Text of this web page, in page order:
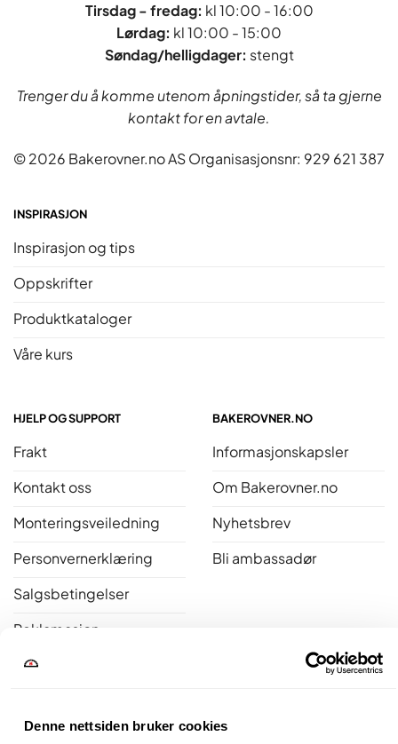
Denne nettsiden bruker cookies
Tirsdag - fredag: kl 10:00 - 16:00
Lørdag: kl 10:00 - 15:00
Søndag/helligdager: stengt
Trenger du å komme utenom åpningstider, så ta gjerne
kontakt for en avtale.
© 2026 Bakerovner.no AS Organisasjonsnr: 929 621 387
INSPIRASJON
Inspirasjon og tips
Oppskrifter
Produktkataloger
Våre kurs
HJELP OG SUPPORT
Frakt
Kontakt oss
Monteringsveiledning
Personvernerklæring
Salgsbetingelser
Reklamasjon
Åpent kjøp
BAKEROVNER.NO
Informasjonskapsler
Om Bakerovner.no
Nyhetsbrev
Bli ambassadør
Bakerovner.no er medlem av Norsk Varme